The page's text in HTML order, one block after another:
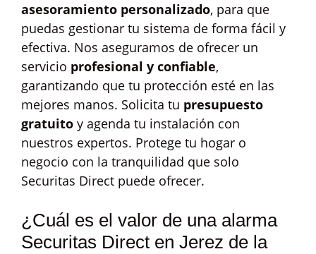
asesoramiento personalizado, para que
puedas gestionar tu sistema de forma fácil y
efectiva. Nos aseguramos de ofrecer un
servicio profesional y confiable,
garantizando que tu protección esté en las
mejores manos. Solicita tu presupuesto
gratuito y agenda tu instalación con
nuestros expertos. Protege tu hogar o
negocio con la tranquilidad que solo
Securitas Direct puede ofrecer.
¿Cuál es el valor de una alarma
Securitas Direct en Jerez de la